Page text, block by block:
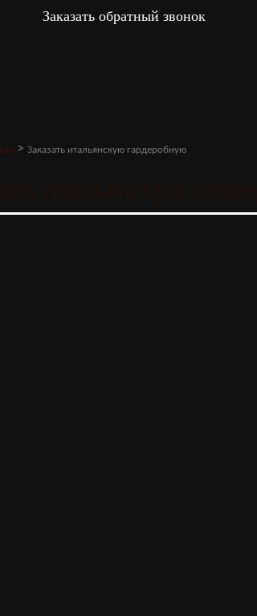
Заказать обратный звонок
> Заказать итальянскую гардеробную